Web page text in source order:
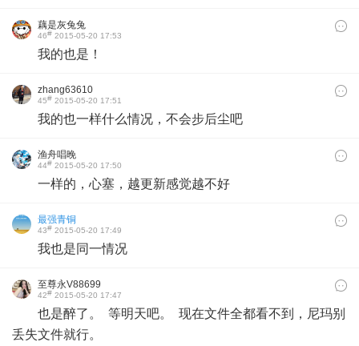
藕是灰兔兔
46# 2015-05-20 17:53
我的也是！
zhang63610
45# 2015-05-20 17:51
我的也一样什么情况，不会步后尘吧
渔舟唱晚
44# 2015-05-20 17:50
一样的，心塞，越更新感觉越不好
最强青铜
43# 2015-05-20 17:49
我也是同一情况
至尊永V88699
42# 2015-05-20 17:47
也是醉了。 等明天吧。 现在文件全都看不到，尼玛别
丢失文件就行。